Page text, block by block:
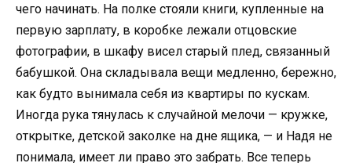
чего начинать. На полке стояли книги, купленные на
первую зарплату, в коробке лежали отцовские
фотографии, в шкафу висел старый плед, связанный
бабушкой. Она складывала вещи медленно, бережно,
как будто вынимала себя из квартиры по кускам.
Иногда рука тянулась к случайной мелочи — кружке,
открытке, детской заколке на дне ящика, — и Надя не
понимала, имеет ли право это забрать. Все теперь